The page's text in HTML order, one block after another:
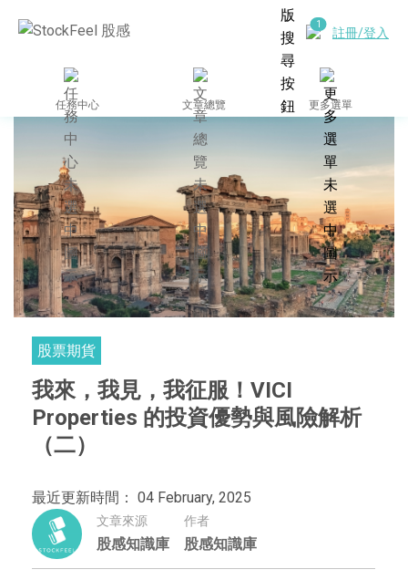
註冊/登入
任務中心 文章總覽 更多選單
股票期貨
我來，我見，我征服！VICI
Properties 的投資優勢與風險解析
（二）
最近更新時間： 04 February, 2025
文章來源
股感知識庫
作者
股感知識庫